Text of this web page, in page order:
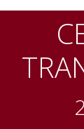
Festiwal
Kurs
Sprawozdania
Kontakt